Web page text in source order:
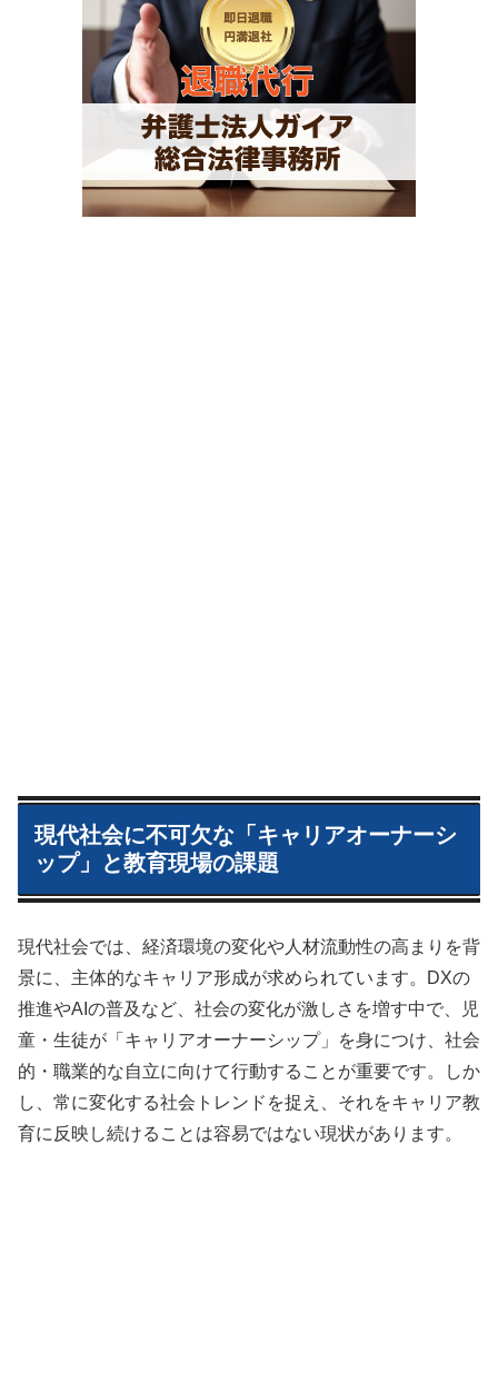
現代社会に不可欠な「キャリアオーナーシ
ップ」と教育現場の課題
現代社会では、経済環境の変化や人材流動性の高まりを背
景に、主体的なキャリア形成が求められています。DXの
推進やAIの普及など、社会の変化が激しさを増す中で、児
童・生徒が「キャリアオーナーシップ」を身につけ、社会
的・職業的な自立に向けて行動することが重要です。しか
し、常に変化する社会トレンドを捉え、それをキャリア教
育に反映し続けることは容易ではない現状があります。